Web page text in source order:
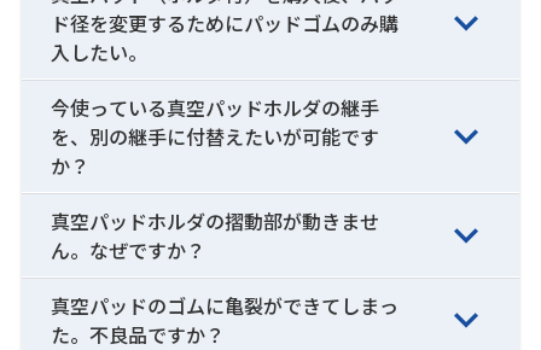
ド径を変更するためにパッドゴムのみ購
入したい。
今使っている真空パッドホルダの継手
を、別の継手に付替えたいが可能です
か？
真空パッドホルダの摺動部が動きませ
ん。なぜですか？
真空パッドのゴムに亀裂ができてしまっ
た。不良品ですか？